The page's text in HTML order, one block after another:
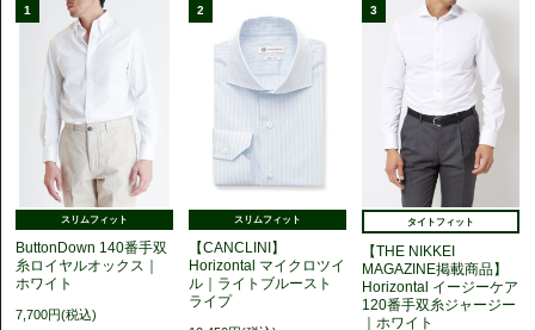
1
スリムフィット
ButtonDown 140番手双
糸ロイヤルオックス｜
ホワイト
7,700円(税込)
2
スリムフィット
【CANCLINI】
Horizontal マイクロツイ
ル｜ライトブルースト
ライプ
3
タイトフィット
【THE NIKKEI
MAGAZINE掲載商品】
Horizontal イージーケア
120番手双糸ジャージー
｜ホワイト